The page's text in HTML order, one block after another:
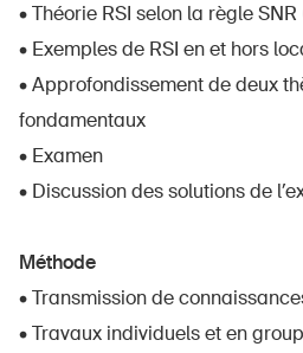
DE FR IT EN
• Théorie RSI selon la règle
• Exemples de RSI en et hors
• Approfondissement de deux
fondamentaux
• Examen
• Discussion des solutions de
Méthode
• Transmission de
• Travaux individuels et en